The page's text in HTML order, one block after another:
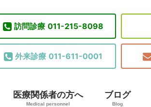
訪問診療 011-215-8098
外来診療 011-611-0001
医療関係者の方へ
Medical personnel
ブログ
Blog